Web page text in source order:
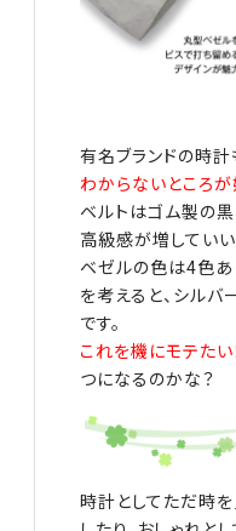
有名ブランドの時計
わからないところが
ベルトはゴム製の
高級感が増していい
ベゼルの色は4色あ
を考えると、シルバ
です。
これを機にモテたい
つになるのかな？
時計としてただ時